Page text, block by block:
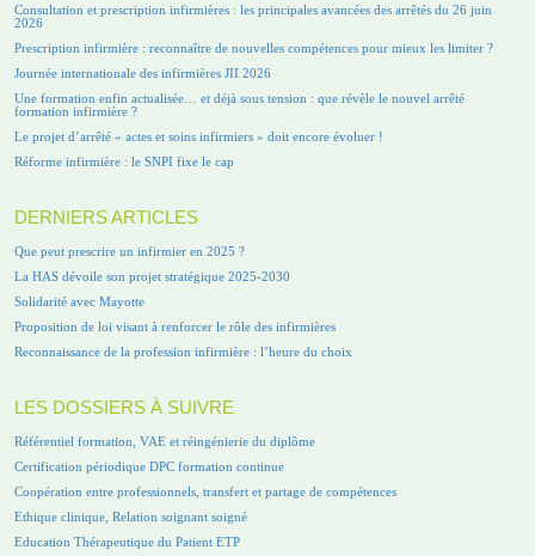
Consultation et prescription infirmières : les principales avancées des arrêtés du 26 juin
2026
Prescription infirmière : reconnaître de nouvelles compétences pour mieux les limiter ?
Journée internationale des infirmières JII 2026
Une formation enfin actualisée… et déjà sous tension : que révèle le nouvel arrêté
formation infirmière ?
Le projet d’arrêté « actes et soins infirmiers » doit encore évoluer !
Réforme infirmière : le SNPI fixe le cap
DERNIERS ARTICLES
Que peut prescrire un infirmier en 2025 ?
La HAS dévoile son projet stratégique 2025-2030
Solidarité avec Mayotte
Proposition de loi visant à renforcer le rôle des infirmières
Reconnaissance de la profession infirmière : l’heure du choix
LES DOSSIERS À SUIVRE
Référentiel formation, VAE et réingénierie du diplôme
Certification périodique DPC formation continue
Coopération entre professionnels, transfert et partage de compétences
Ethique clinique, Relation soignant soigné
Education Thérapeutique du Patient ETP